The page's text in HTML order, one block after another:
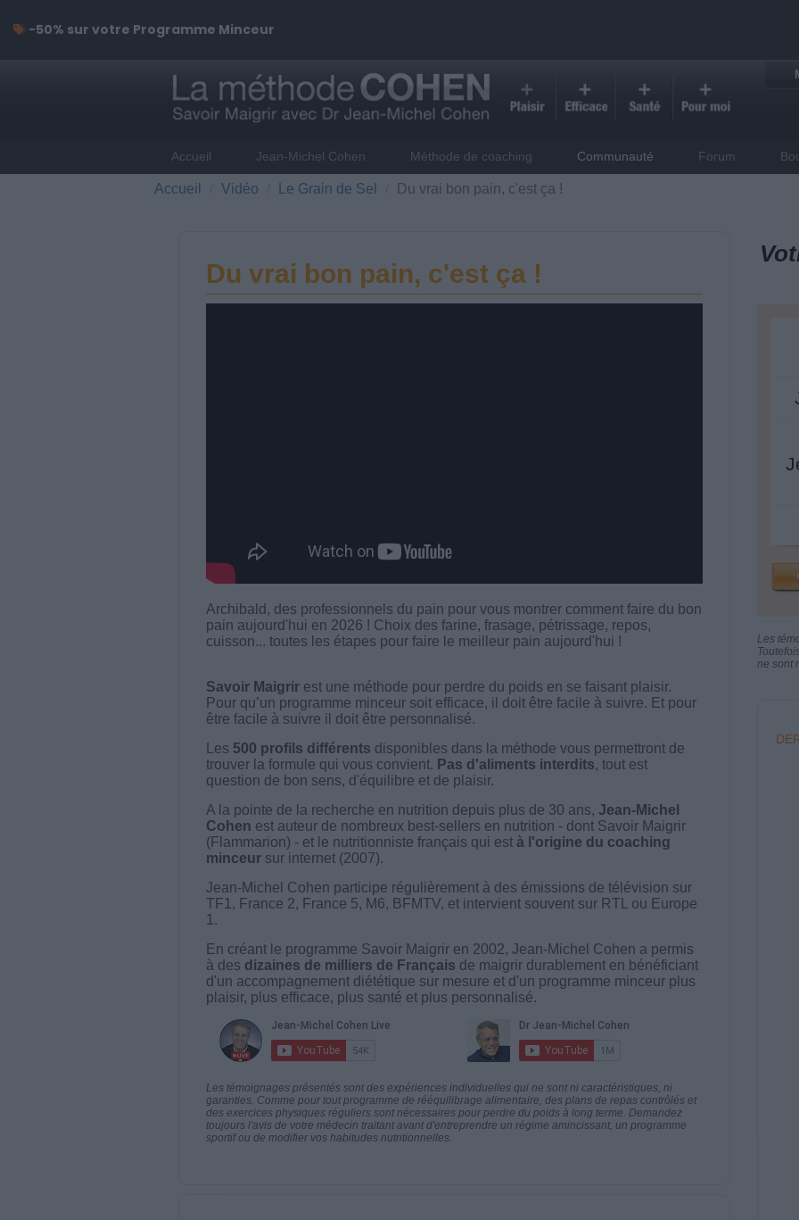
Accueil Jean-Michel Cohen Méthode de coaching Communauté Forum
Accueil Vidéo Le Grain de Sel Du vrai bon pain, c'est ça !
Du vrai bon pain, c'est ça !
Archibald, des professionnels du pain pour vous montrer comment faire du bon
pain aujourd'hui en 2026 ! Choix des farine, frasage, pétrissage, repos,
cuisson... toutes les étapes pour faire le meilleur pain aujourd'hui !
Savoir Maigrirest une méthode pour perdre du poids en se faisant plaisir.
Pour qu’un programme minceur soit efficace, il doit être facile à suivre. Et pour
être facile à suivre il doit être personnalisé.
Les 500 profils différents disponibles dans la méthode vous permettront de
trouver la formule qui vous convient. Pas d'aliments interdits, tout est
question de bon sens, d'équilibre et de plaisir.
A la pointe de la recherche en nutrition depuis plus de 30 ans, Jean-Michel
Cohen est auteur de nombreux best-sellers en nutrition - dont Savoir Maigrir
(Flammarion) - et le nutritionniste français qui est à l'origine du coaching
minceursur internet (2007).
Jean-Michel Cohen participe régulièrement à des émissions de télévision sur
TF1, France 2, France 5, M6, BFMTV, et intervient souvent sur RTL ou Europe
1.
En créant le programme Savoir Maigrir en 2002, Jean-Michel Cohen a permis
à des dizaines de milliers de Français de maigrir durablement en bénéficiant
d'un accompagnement diététique sur mesure et d'un programme minceur plus
plaisir, plus efficace, plus santé et plus personnalisé.
Les témoignages présentés sont des expériences individuelles qui ne sont ni caractéristiques, ni
garanties. Comme pour tout programme de rééquilibrage alimentaire, des plans de repas contrôlés et
des exercices physiques réguliers sont nécessaires pour perdre du poids à long terme. Demandez
toujours l'avis de votre médecin traitant avant d'entreprendre un régime amincissant, un programme
sportif ou de modifier vos habitudes nutritionnelles.
Les
ne sont
-50% sur votre Programme Minceur